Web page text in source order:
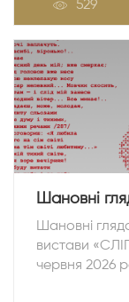
529
Шановні
Шановні
вистави
червня 2026